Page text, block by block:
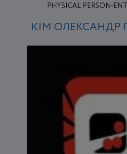
PHYSICAL PERSON-
КІМ ОЛЕКСАНДР